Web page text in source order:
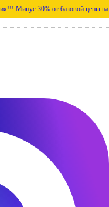
Минус 30% от базовой цены на все